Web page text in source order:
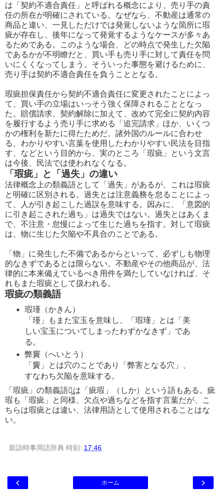
は「契約不適合責任」と呼ばれる概念により、売り手の責
任の所在が明確にされている。なぜなら、不動産は通常の
商品と違い、一見しただけでは発覚しないような箇所に瑕
疵が存在し、後年になって発覚するようなケースが多々あ
るためである。このような場合、どの時点で発生した欠陥
であるかが不明瞭だと、買い手も売り手に対して責任を問
いにくくなってしまう。そういった事態を避けるために、
売り手は契約不適合責任を負うこととなる。
瑕疵担保責任から契約不適合責任に変更されたことによっ
て、買い手の立場はいっそう強く保障されることとなっ
た。賠償請求、契約解除に加えて、改めて完全に契約内容
を履行するよう売り手に求める「追完請求」ほか、いくつ
かの権利を新たに得たためだ。諸外国のルールに合わせ
る、わかりやすい言葉を使用したわかりやすい民法を目指
す、などという目的から、実のところ「瑕疵」という文言
は今後、民法では使われなくなる。
「瑕疵」と「過失」の違い
法律概念上の類義語として「過失」があるが、これは瑕疵
と明確に区別される。過失とは注意義務を怠ることによっ
て、人が引き起こした過誤を意味する。因みに、「意図的
に引き起こされた過ち」は過失ではない。過失とはあくま
で、不注意・怠慢によって生じた過ちを指す。対して瑕疵
は、物に生じた欠陥や不具合のことである。
「物」に発生した不備であるからといって、必ずしも物理
的なきずであるとは限らない。不動産やその他商品が、法
律的に本来備えているべき用件を満たしていなければ、そ
れもまた瑕疵として扱われる。
瑕疵の類義語
瑕瑾（かきん）
「瑾」もまた宝玉を意味し、「瑕瑾」とは「美
しい宝玉についてしまったわずかなきず」であ
る。
弊竇（へいとう）
「竇」とは穴のことであり「弊害となる穴」、
すなわち欠陥を意味する。
「瑕疵」の類義語に̪は「疵瑕」（しか）という語もある。疵
瑕も「瑕疵」と同様、欠点や過ちなどを指す言葉だが、こ
ちらは瑕疵とは違い、法律用語として使用されることはな
い。
新語時事用語辞典 時刻: 17:46
‹ ›
ホーム